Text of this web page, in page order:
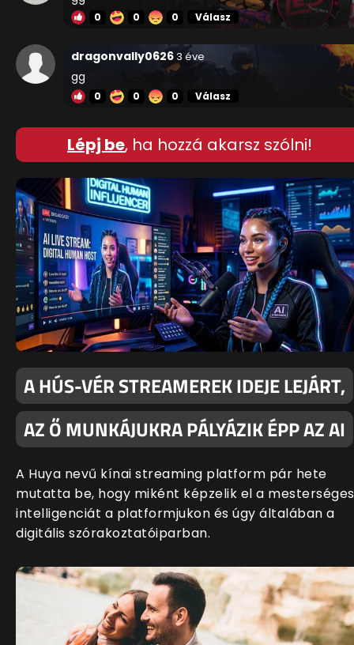
0 0 0 Válasz
dragonvally06263 éve
gg
0 0 0 Válasz
Lépj be, ha hozzá akarsz szólni!
A HÚS-VÉR STREAMEREK IDEJE LEJÁRT,
AZ Ő MUNKÁJUKRA PÁLYÁZIK ÉPP AZ AI
A Huya nevű kínai streaming platform pár hete
mutatta be, hogy miként képzelik el a mesterséges
intelligenciát a platformjukon és úgy általában a
digitális szórakoztatóiparban.